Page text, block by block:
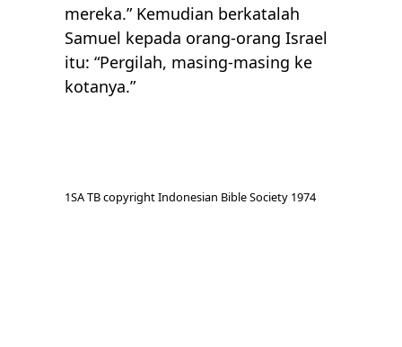
mereka.” Kemudian berkatalah
Samuel kepada orang-orang Israel
itu: “Pergilah, masing-masing ke
kotanya.”
1SA TB copyright Indonesian Bible Society 1974